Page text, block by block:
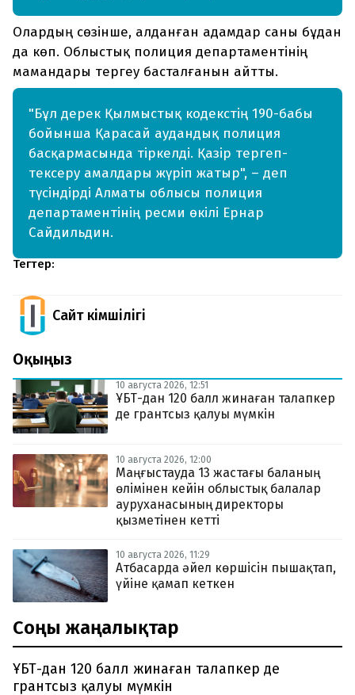
Олардың сөзінше, алданған адамдар саны бұдан
да көп. Облыстық полиция департаментінің
мамандары тергеу басталғанын айтты.
"Бұл дерек Қылмыстық кодекстің 190-бабы
бойынша Қарасай аудандық полиция
басқармасында тіркелді. Қазір тергеп-
тексеру амалдары жүріп жатыр", – деп
түсіндірді Алматы облысы полиция
департаментінің ресми өкілі Ернар
Сайдильдин.
Тегтер:
Сайт Әкімшілігі
Оқыңыз
10 августа 2026, 12:51
ҰБТ-дан 120 балл жинаған талапкер
де грантсыз қалуы мүмкін
10 августа 2026, 12:00
Маңғыстауда 13 жастағы баланың
өлімінен кейін облыстық балалар
ауруханасының директоры
қызметінен кетті
10 августа 2026, 11:29
Атбасарда әйел көршісін пышақтап,
үйіне қамап кеткен
Соңғы жаңалықтар
ҰБТ-дан 120 балл жинаған талапкер де
грантсыз қалуы мүмкін